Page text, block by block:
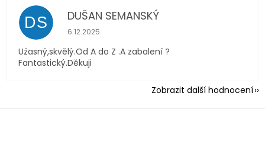
DS DUŠAN SEMANSKÝ
Hodnocení obchodu je 5 z 5 hvězdiček.
6.12.2025
Užasný,skvělý.Od A do Z .A zabalení ?
Fantastický.Děkuji
Zobrazit další hodnocení
Z